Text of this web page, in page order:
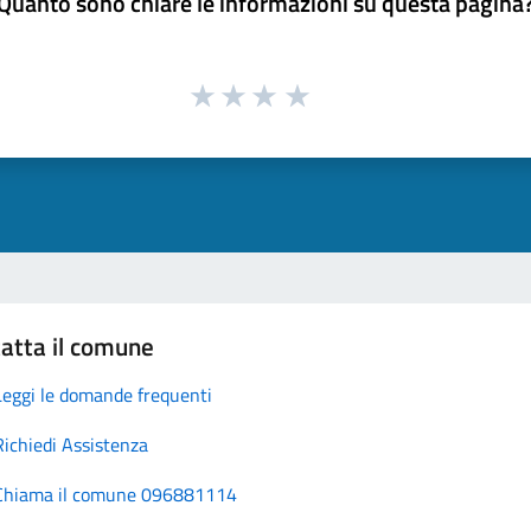
il comune
le domande frequenti
Assistenza
il comune 096881114